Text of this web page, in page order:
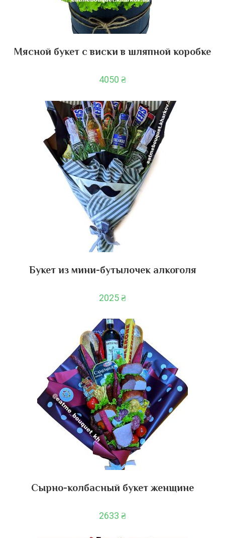
Мясной букет с виски в шляпной коробке
4050 ₴
Букет из мини-бутылочек алкоголя
2025₴
Сырно-колбасный букет женщине
2633 ₴